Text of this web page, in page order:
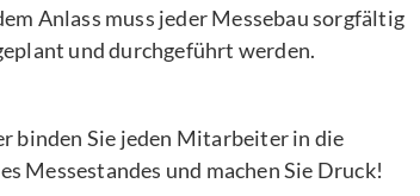
Anlass muss jeder Messebau sorgfältig
und durchgeführt werden.
binden Sie jeden Mitarbeiter in die
Messestandes und machen Sie Druck!